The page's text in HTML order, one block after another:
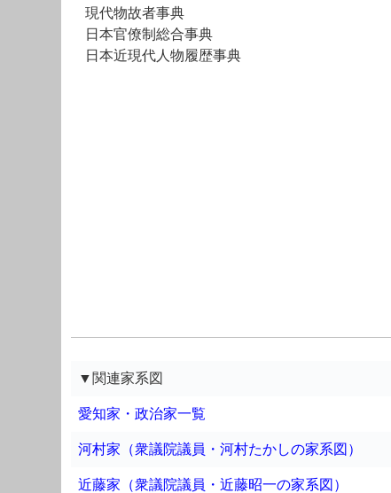
現代物故者事典
日本官僚制総合事典
日本近現代人物履歴事典
▼関連家系図
愛知家・政治家一覧
河村家（衆議院議員・河村たかしの家系図）
近藤家（衆議院議員・近藤昭一の家系図）